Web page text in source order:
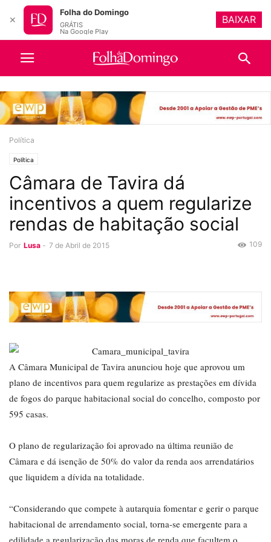
Política
Política
Câmara de Tavira dá
incentivos a quem regularize
rendas de habitação social
Por Lusa - 7 de Abril de 2015 109
A Câmara Municipal de Tavira anunciou hoje que aprovou um
plano de incentivos para quem regularize as prestações em dívida
de fogos do parque habitacional social do concelho, composto por
595 casas.
O plano de regularização foi aprovado na última reunião de
Câmara e dá isenção de 50% do valor da renda aos arrendatários
que liquidem a dívida na totalidade.
“Considerando que compete à autarquia fomentar e gerir o parque
habitacional de arrendamento social, torna-se emergente para a
✕
Folha do Domingo
GRÁTIS
Na Google Play
BAIXAR